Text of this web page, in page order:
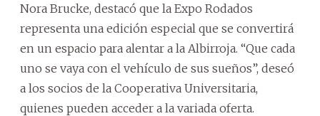
Nora Brucke, destacó que la Expo Rodados
representa una edición especial que se convertirá
en un espacio para alentar a la Albirroja. “Que cada
uno se vaya con el vehículo de sus sueños”, deseó
a los socios de la Cooperativa Universitaria,
quienes pueden acceder a la variada oferta.